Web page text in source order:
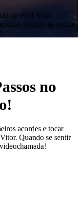
do Prof Vitor.
aulas interativas online
no
acordes e tocar
Quando se sentir